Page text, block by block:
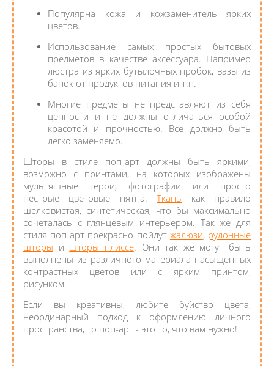
Популярна кожа и кожзаменитель ярких
цветов.
Использование самых простых бытовых
предметов в качестве аксессуара. Например
люстра из ярких бутылочных пробок, вазы из
банок от продуктов питания и т.п.
Многие предметы не представляют из себя
ценности и не должны отличаться особой
красотой и прочностью. Все должно быть
легко заменяемо.
Шторы в стиле поп-арт должны быть яркими,
возможно с принтами, на которых изображены
мультяшные герои, фотографии или просто
пестрые цветовые пятна.Ткань как правило
шелковистая, синтетическая, что бы максимально
сочеталась с глянцевым интерьером. Так же для
стиля поп-арт прекрасно пойдут жалюзи, рулонные
шторы и шторы плиссе. Они так же могут быть
выполнены из различного материала насыщенных
контрастных цветов или с ярким принтом,
рисунком.
Если вы креативны, любите буйство цвета,
неординарный подход к оформлению личного
пространства, то поп-арт - это то, что вам нужно!